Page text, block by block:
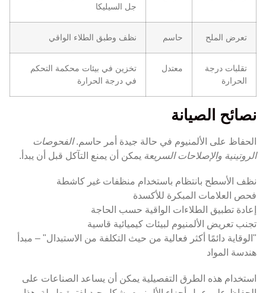
جل السيليكا
تعرض الملح حاسم نظف وطبق الطلاء الواقي
تقلبات درجة
الحرارة
معتدل
تخزين في بيئات محكمة التحكم
في درجة الحرارة
نصائح الصيانة
الحفاظ على الألمنيوم في حالة جيدة أمر حاسم.الفحوصات
الروتينية والإصلاحات السريعةيمكن أن يمنع التآكل قبل أن يبدأ.
نظف الأسطح بانتظام باستخدام منظفات غير كاشطة
فحص العلامات المبكرة للأكسدة
إعادة تطبيق الطلاءات الواقية حسب الحاجة
تجنب تعريض الألمنيوم لبيئات كيميائية قاسية
"الوقاية دائمًا أكثر فعالية من حيث التكلفة من الاستبدال" – مبدأ
هندسة المواد
استخدام هذه الطرق التفصيلية يمكن أن يساعد الصناعات على